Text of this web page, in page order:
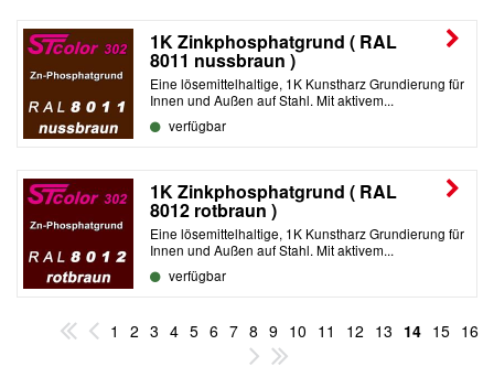
1K Zinkphosphatgrund ( RAL
8011 nussbraun )
Eine lösemittelhaltige, 1K Kunstharz Grundierung für
Innen und Außen auf Stahl. Mit aktivem...
verfügbar
1K Zinkphosphatgrund ( RAL
8012 rotbraun )
Eine lösemittelhaltige, 1K Kunstharz Grundierung für
Innen und Außen auf Stahl. Mit aktivem...
verfügbar
1 2 3 4 5 6 7 8 9 10 11 12 13 14 15 16